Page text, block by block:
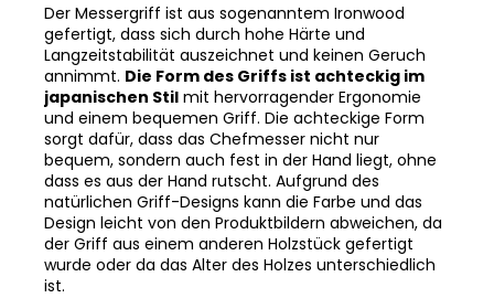
Der Messergriff ist aus sogenanntem Ironwood
gefertigt, dass sich durch hohe Härte und
Langzeitstabilität auszeichnet und keinen Geruch
annimmt. Die Form des Griffs ist achteckig im
japanischen Stil mit hervorragender Ergonomie
und einem bequemen Griff. Die achteckige Form
sorgt dafür, dass das Chefmesser nicht nur
bequem, sondern auch fest in der Hand liegt, ohne
dass es aus der Hand rutscht. Aufgrund des
natürlichen Griff-Designs kann die Farbe und das
Design leicht von den Produktbildern abweichen, da
der Griff aus einem anderen Holzstück gefertigt
wurde oder da das Alter des Holzes unterschiedlich
ist.